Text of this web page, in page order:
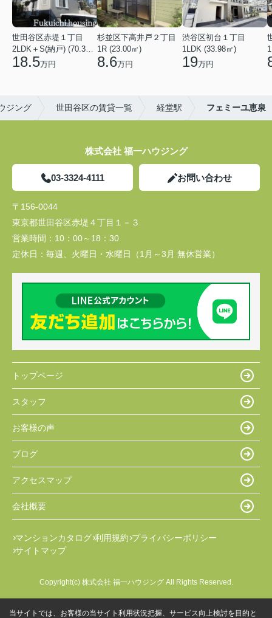
世田谷区赤堤１丁目
2LDK＋S(納戸) (70.38㎡)
18.5万円
杉並区下高井戸２丁目
1R (23.00㎡)
8.6万円
渋谷区初台１丁目
1LDK (33.98㎡)
19万円
ジング 世田谷区の賃貸一覧 経堂駅 フェミーユ恵泉
株式会社 福一ハウジング
03-3324-4111 お問い合わせ
〒156-0044
東京都世田谷区赤堤４丁目１－３
営業時間： 10：00～18：30
定休日： 毎週、火曜日・水曜日（1月～3月 無休営業）
トップページ
スタッフ
お客様の声
ブログ
アクセスマップ
会社概要
マンションカタログ 利用規約 プライバシーポリシー
サイトマップ
Copyright(c) 株式会社 福一ハウジング All Rights Reserved.
当サイトでは、お客様の当サイト利用状況把握、サービス向上検討を目的と